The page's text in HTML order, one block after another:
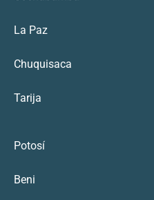
La Paz
Chuquisaca
Tarija
Potosí
Beni